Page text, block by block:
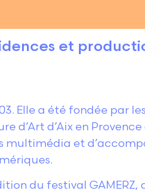
et
Elle a été fondée par
d’Art d’Aix en
et
du festival